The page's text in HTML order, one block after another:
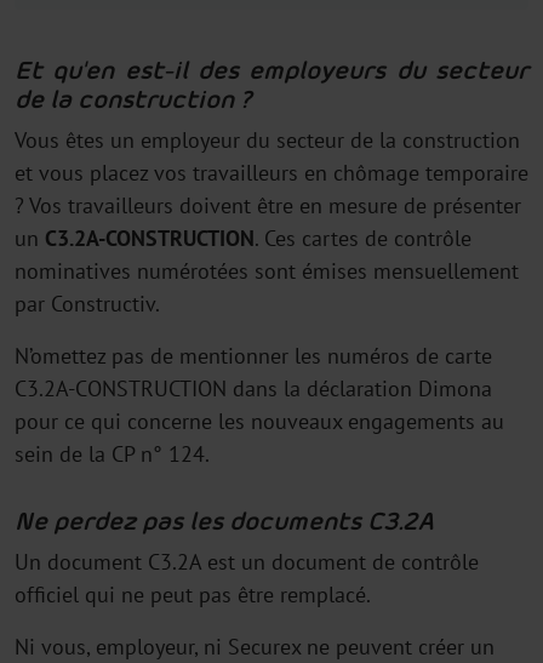
Et qu'en est-il des employeurs du secteur
de la construction ?
Vous êtes un employeur du secteur de la construction
et vous placez vos travailleurs en chômage temporaire
? Vos travailleurs doivent être en mesure de présenter
un C3.2A-CONSTRUCTION. Ces cartes de contrôle
nominatives numérotées sont émises mensuellement
par Constructiv.
N’omettez pas de mentionner les numéros de carte
C3.2A-CONSTRUCTION dans la déclaration Dimona
pour ce qui concerne les nouveaux engagements au
sein de la CP n° 124.
Ne perdez pas les documents C3.2A
Un document C3.2A est un document de contrôle
officiel qui ne peut pas être remplacé.
Ni vous, employeur, ni Securex ne peuvent créer un